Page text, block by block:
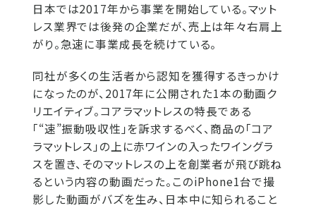
日本では2017年から事業を開始している。マット
レス業界では後発の企業だが、売上は年々右肩上
がり。急速に事業成長を続けている。
同社が多くの生活者から認知を獲得するきっかけ
になったのが、2017年に公開された1本の動画ク
リエイティブ。コアラマットレスの特長である
「“速”振動吸収性」を訴求するべく、商品の「コア
ラマットレス」の上に赤ワインの入ったワイングラ
スを置き、そのマットレスの上を創業者が飛び跳ね
るという内容の動画だった。このiPhone1台で撮
影した動画がバズを生み、日本中に知られること